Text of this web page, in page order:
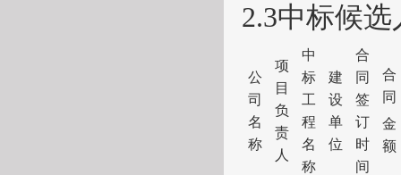
2.3中标候
公
司
名
称
项
目
负
责
人
中
标
工
程
名
称
建
设
单
位
合
同
签
订
时
间
合
同
金
额